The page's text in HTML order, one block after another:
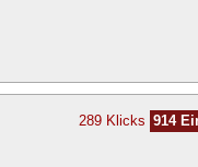
289 Klicks 914